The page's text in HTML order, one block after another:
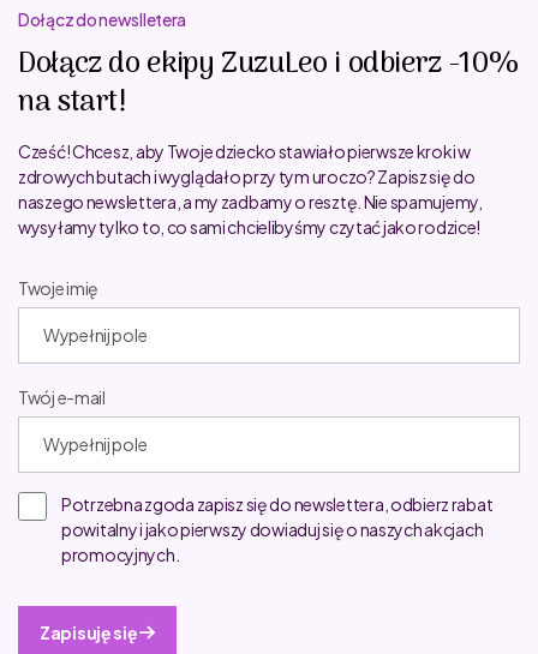
Dołącz do newslletera
Dołącz do ekipy ZuzuLeo i odbierz -10%
na start!
Cześć! Chcesz, aby Twoje dziecko stawiało pierwsze kroki w
zdrowych butach i wyglądało przy tym uroczo? Zapisz się do
naszego newslettera, a my zadbamy o resztę. Nie spamujemy,
wysyłamy tylko to, co sami chcielibyśmy czytać jako rodzice!
Twoje imię
Twój e-mail
Potrzebna zgoda zapisz się do newslettera, odbierz rabat
powitalny i jako pierwszy dowiaduj się o naszych akcjach
promocyjnych.
Zapisuję się